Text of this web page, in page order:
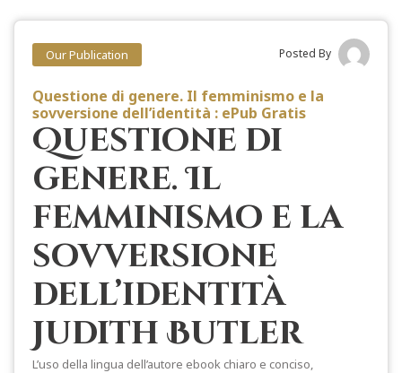
Our Publication Posted By
Questione di genere. Il femminismo e la
sovversione dell’identità : ePub Gratis
Questione di
genere. Il
femminismo e la
sovversione
dell’identità
Judith Butler
L’uso della lingua dell’autore ebook chiaro e conciso,